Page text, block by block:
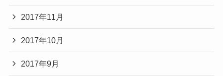
2017年11月
2017年10月
2017年9月